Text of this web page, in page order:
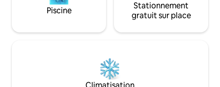
Piscine
Stationnement
gratuit sur place